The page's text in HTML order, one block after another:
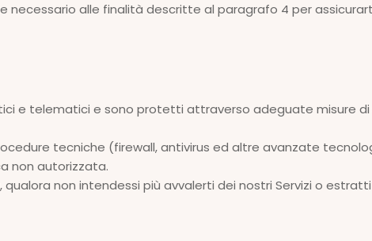
alle finalità descritte al paragrafo 4 per
e telematici e sono protetti attraverso adeguate misure di
tecniche (firewall, antivirus ed altre avanzate
non autorizzata.
non intendessi più avvalerti dei nostri Servizi o